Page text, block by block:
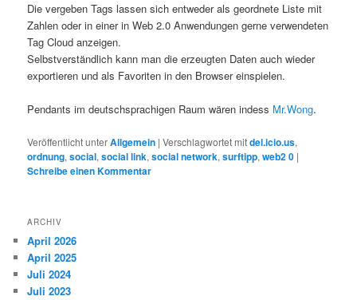
Die vergeben Tags lassen sich entweder als geordnete Liste mit
Zahlen oder in einer in Web 2.0 Anwendungen gerne verwendeten
Tag Cloud anzeigen.
Selbstverständlich kann man die erzeugten Daten auch wieder
exportieren und als Favoriten in den Browser einspielen.
Pendants im deutschsprachigen Raum wären indess Mr.Wong.
Veröffentlicht unterAllgemein |Verschlagwortet mitdel.icio.us,
ordnung,social,social link,social network,surftipp,web2 0 |
Schreibe einen Kommentar
ARCHIV
April 2026
April 2025
Juli 2024
Juli 2023